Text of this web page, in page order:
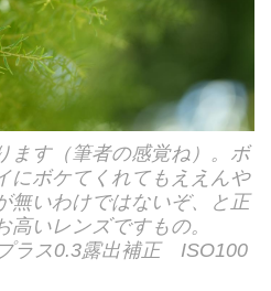
ます（筆者の感覚ね）。ボ
にボケてくれてもええんや
無いわけではないぞ、と正
高いレンズですもの。
ス0.3露出補正 ISO100